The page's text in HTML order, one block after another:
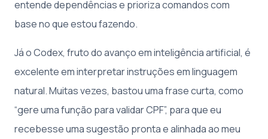
entende dependências e prioriza comandos com
base no que estou fazendo.
Já o Codex, fruto do avanço em inteligência artificial, é
excelente em interpretar instruções em linguagem
natural. Muitas vezes, bastou uma frase curta, como
“gere uma função para validar CPF”, para que eu
recebesse uma sugestão pronta e alinhada ao meu